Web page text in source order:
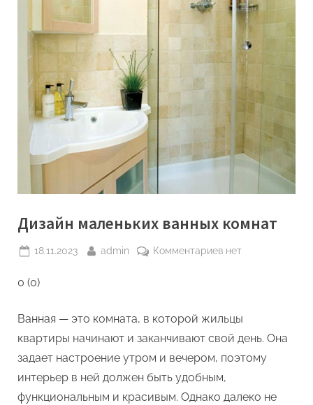
Дизайн маленьких ванных комнат
Posted
18.11.2023 By
admin Комментариевк
ванных
нет
0 (0)
Ванная — это комната, в которой жильцы
квартиры начинают и заканчивают свой день. Она
задает настроение утром и вечером, поэтому
интерьер в ней должен быть удобным,
функциональным и красивым. Однако далеко не